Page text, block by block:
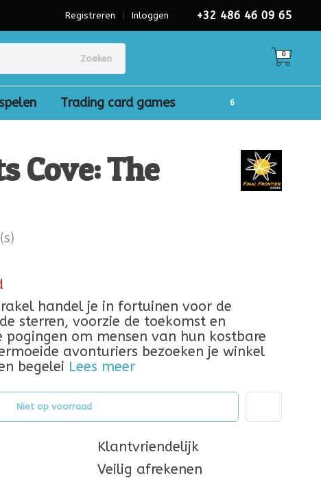
+32 486 46 09 65
Inloggen
Registreren
Zoeken 0
Trading card games
Cove: The
handel je in fortuinen voor de
sterren, voorzie de toekomst en
om mensen van hun kostbare
avonturiers bezoeken je winkel
begelei Lees meer
Niet op voorraad
Klantvriendelijk
Veilig afrekenen